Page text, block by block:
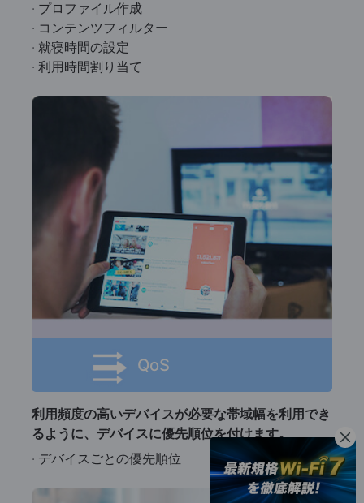
· プロファイル作成
· コンテンツフィルター
· 就寝時間の設定
· 利用時間割り当て
QoS
利用頻度の高いデバイスが必要な帯域幅を利用でき
るように、デバイスに優先順位を付けます。
· デバイスごとの優先順位